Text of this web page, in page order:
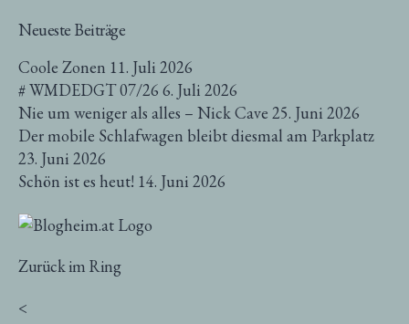
Neueste Beiträge
Coole Zonen 11. Juli 2026
# WMDEDGT 07/26 6. Juli 2026
Nie um weniger als alles – Nick Cave 25. Juni 2026
Der mobile Schlafwagen bleibt diesmal am Parkplatz
23. Juni 2026
Schön ist es heut! 14. Juni 2026
Zurück im Ring
<